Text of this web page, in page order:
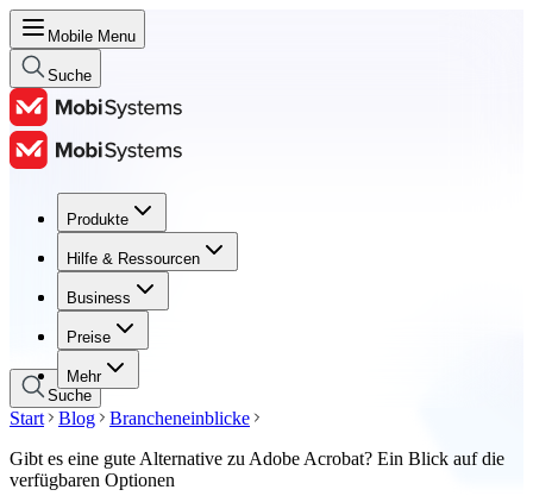
Mobile Menu
Suche
Produkte
Hilfe & Ressourcen
Business
Preise
Mehr
Produkte
Hilfe & Ressourcen
Business
Preise
Suche
Start Blog
Brancheneinblicke
Gibt es eine gute Alternative zu Adobe Acrobat? Ein Blick auf die
verfügbaren Optionen